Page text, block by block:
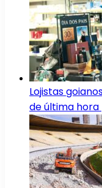
Lojistas
de última hora